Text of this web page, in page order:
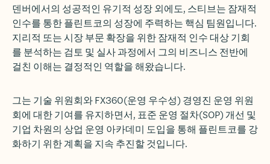
덴버에서의 성공적인 유기적 성장 외에도, 스티브는 잠재적
인수를 통한 플린트코의 성장에 주력하는 핵심 팀원입니다.
지리적 또는 시장 부문 확장을 위한 잠재적 인수 대상 기회
를 분석하는 검토 및 실사 과정에서 그의 비즈니스 전반에
걸친 이해는 결정적인 역할을 해왔습니다.
그는 기술 위원회와 FX360(운영 우수성) 경영진 운영 위원
회에 대한 기여를 유지하면서, 표준 운영 절차(SOP) 개선 및
기업 차원의 상업 운영 아카데미 도입을 통해 플린트코를 강
화하기 위한 계획을 지속 추진할 것입니다.